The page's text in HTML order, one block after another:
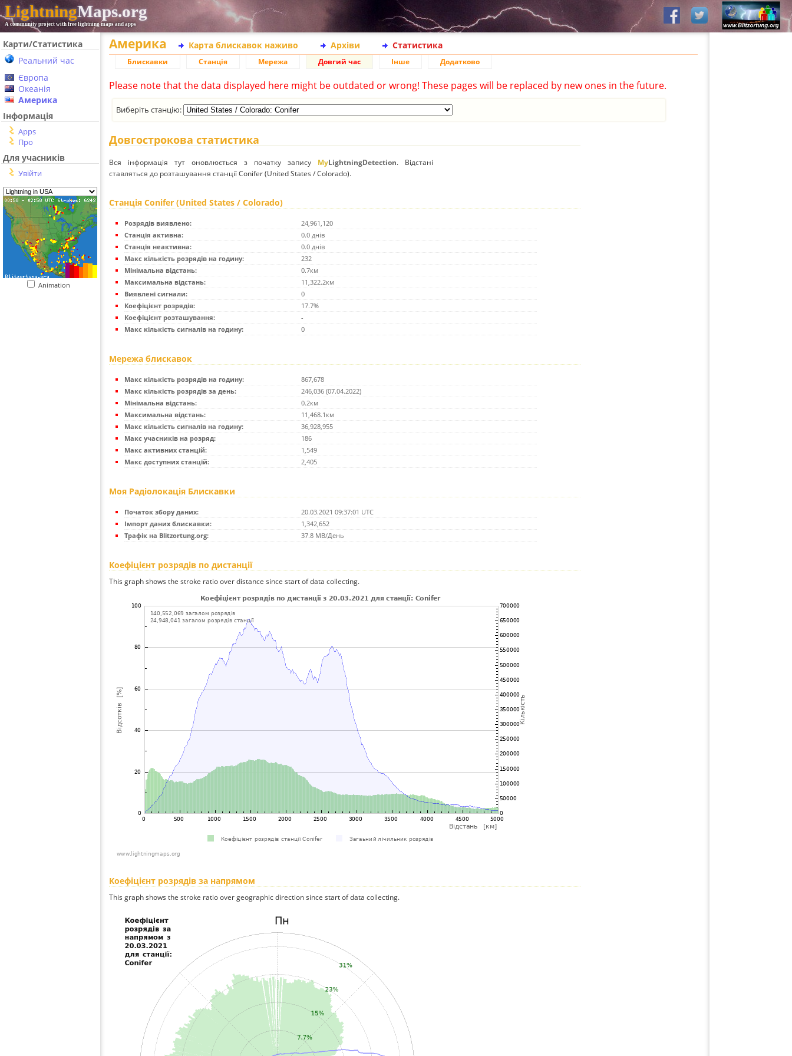
LightningMaps.org
A community project with free lightning maps and apps
Карти/Статистика
Реальний час
Європа
Океанія
Америка
Інформація
Apps
Про
Для учасників
Увійти
Animation
Америка Карта блискавок наживо Архіви Статистика
Блискавки Станція Мережа Довгий час Інше Додатково
Please note that the data displayed here might be outdated or wrong! These pages will be replaced by new ones in the future.
Виберіть станцію:
Довгострокова статистика
Вся інформація тут оновлюється з початку запису MyLightningDetection. Відстані
ставляться до розташування станції Conifer (United States / Colorado).
Станція Conifer (United States / Colorado)
Розрядів виявлено:
24,961,120
Станція активна:
0.0 днів
Станція неактивна:
0.0 днів
Макс кількість розрядів на годину:
232
Мінімальна відстань:
0.7км
Максимальна відстань:
11,322.2км
Виявлені сигнали:
0
Коефіцієнт розрядів:
17.7%
Коефіцієнт розташування:
-
Макс кількість сигналів на годину:
0
Мережа блискавок
Макс кількість розрядів на годину:
867,678
Макс кількість розрядів за день:
246,036 (07.04.2022)
Мінімальна відстань:
0.2км
Максимальна відстань:
11,468.1км
Макс кількість сигналів на годину:
36,928,955
Макс учасників на розряд:
186
Макс активних станцій:
1,549
Макс доступних станцій:
2,405
Моя Радіолокація Блискавки
Початок збору даних:
20.03.2021 09:37:01 UTC
Імпорт даних блискавки:
1,342,652
Трафік на Blitzortung.org:
37.8 MB/День
Коефіцієнт розрядів по дистанції
This graph shows the stroke ratio over distance since start of data collecting.
Коефіцієнт розрядів за напрямом
This graph shows the stroke ratio over geographic direction since start of data collecting.